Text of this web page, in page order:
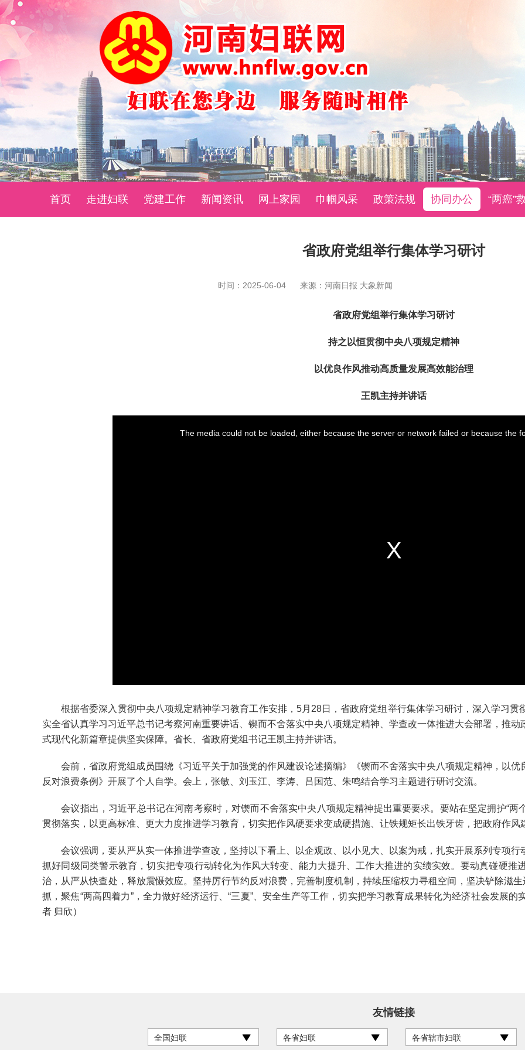
首页 走进妇联 党建工作 新闻资讯 网上家园 巾帼风采 政策法规 协同办公 “两癌”
省政府党组举行集体学习研讨
时间：2025-06-04 来源：河南日报 大象新闻
省政府党组举行集体学习研讨
持之以恒贯彻中央八项规定精神
以优良作风推动高质量发展高效能治理
王凯主持并讲话
根据省委深入贯彻中央八项规定精神学习教育工作安排，5月28日，省政府党组举行集体学习研讨，深入学习贯
实全省认真学习习近平总书记考察河南重要讲话、锲而不舍落实中央八项规定精神、学查改一体推进大会部署，推
式现代化新篇章提供坚实保障。省长、省政府党组书记王凯主持并讲话。
会前，省政府党组成员围绕《习近平关于加强党的作风建设论述摘编》《锲而不舍落实中央八项规定精神，以优
反对浪费条例》开展了个人自学。会上，张敏、刘玉江、李涛、吕国范、朱鸣结合学习主题进行研讨交流。
会议指出，习近平总书记在河南考察时，对锲而不舍落实中央八项规定精神提出重要要求。要站在坚定拥护“两
贯彻落实，以更高标准、更大力度推进学习教育，切实把作风硬要求变成硬措施、让铁规矩长出铁牙齿，把政府作风
会议强调，要从严从实一体推进学查改，坚持以下看上、以企观政、以小见大、以案为戒，扎实开展系列专项行
抓好同级同类警示教育，切实把专项行动转化为作风大转变、能力大提升、工作大推进的实绩实效。要动真碰硬推
治，从严从快查处，释放震慑效应。坚持厉行节约反对浪费，完善制度机制，持续压缩权力寻租空间，坚决铲除滋
抓，聚焦“两高四着力”，全力做好经济运行、“三夏”、安全生产等工作，切实把学习教育成果转化为经济社会发展
者 归欣）
友情链接
全国妇联 各省妇联 各省辖市妇联